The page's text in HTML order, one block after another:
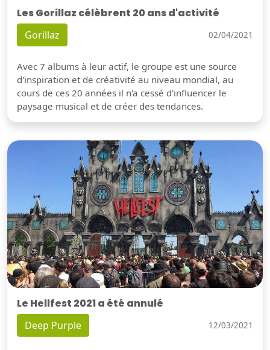
Les Gorillaz célèbrent 20 ans d'activité
Gorillaz 02/04/2021
Avec 7 albums à leur actif, le groupe est une source
d'inspiration et de créativité au niveau mondial, au
cours de ces 20 années il n'a cessé d'influencer le
paysage musical et de créer des tendances.
Le Hellfest 2021 a été annulé
Deep Purple 12/03/2021